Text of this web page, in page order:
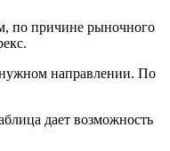
по причине рыночного
нужном направлении. По
дает возможность